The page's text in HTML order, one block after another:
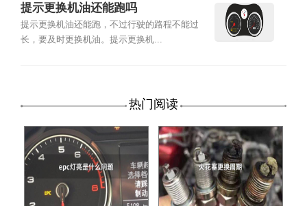
提示更换机油还能跑吗
提示更换机油还能跑，不过行驶的路程不能过
长，要及时更换机油。提示更换机...
热门阅读